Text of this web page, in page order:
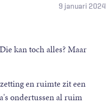
9 januari 2024
kan toch alles? Maar
en ruimte zit een
ondertussen al ruim